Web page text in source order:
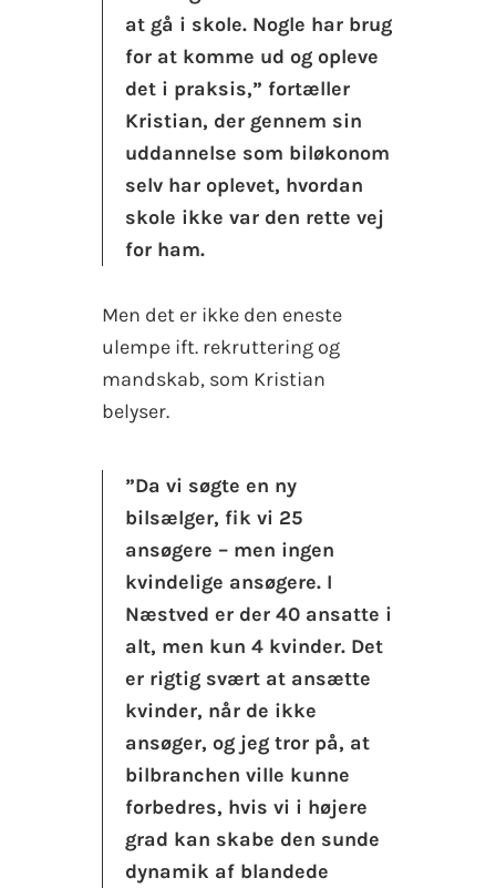
at gå i skole. Nogle har brug
for at komme ud og opleve
det i praksis,” fortæller
Kristian, der gennem sin
uddannelse som biløkonom
selv har oplevet, hvordan
skole ikke var den rette vej
for ham.
Men det er ikke den eneste
ulempe ift. rekruttering og
mandskab, som Kristian
belyser.
”Da vi søgte en ny
bilsælger, fik vi 25
ansøgere – men ingen
kvindelige ansøgere. I
Næstved er der 40 ansatte i
alt, men kun 4 kvinder. Det
er rigtig svært at ansætte
kvinder, når de ikke
ansøger, og jeg tror på, at
bilbranchen ville kunne
forbedres, hvis vi i højere
grad kan skabe den sunde
dynamik af blandede